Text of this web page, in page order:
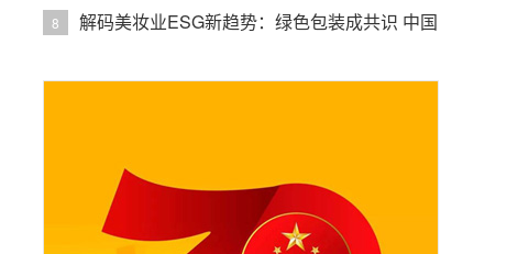
8
解码美妆业ESG新趋势：绿色包装成共识 中国